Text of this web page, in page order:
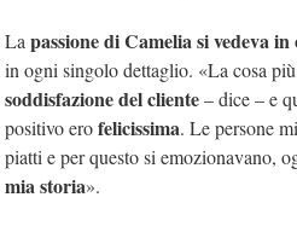
La passione di Camelia si vedeva
in ogni singolo dettaglio. «La cosa
soddisfazione del cliente– dice – e
positivo erofelicissima. Le persone
piatti e per questo si emozionavano,
mia storia».